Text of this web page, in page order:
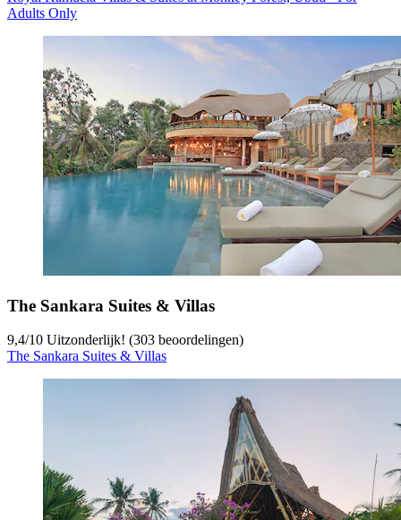
Adults Only
The Sankara Suites & Villas
9,4/10 Uitzonderlijk! (303 beoordelingen)
The Sankara Suites & Villas